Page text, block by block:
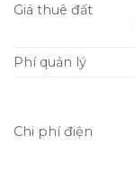
Giá thuê đất
Phí quản lý
Chi phí điện